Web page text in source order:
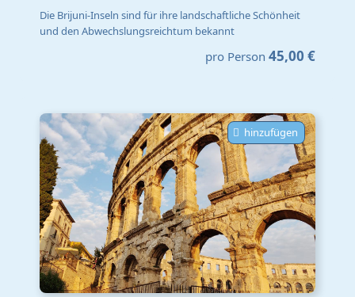
Die Brijuni-Inseln sind für ihre landschaftliche Schönheit
und den Abwechslungsreichtum bekannt
pro Person 45,00 €
hinzufügen